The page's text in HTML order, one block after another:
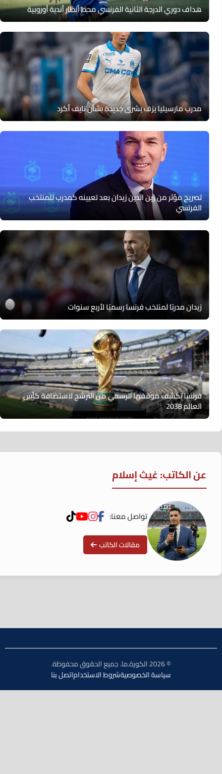
هداف دوري الدرجة الثانية الفرنسي محط أنظار أندية أوروبية
مدرب مارسيليا يزف بشرى جديدة بشأن نايف أكرد
تصريح مؤثر من زين الدين زيدان بعد تعيينه كمدرب للمنتخب
الفرنسي
زيدان مدربًا لمنتخب فرنسا رسميًا لأربع سنوات
فرنسا تكشف موقفها الرسمي من الترشح لاستضافة كأس
العالم 2038
عن الكاتب: غيث إسلام
تواصل معنا:
مقالات الكاتب
سياسة الخصوصيةشروط الاستخداماتصل بنا